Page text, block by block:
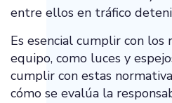
entre ellos en tráfico
Es esencial cumplir con los
equipo, como luces y
cumplir con estas
cómo se evalúa la